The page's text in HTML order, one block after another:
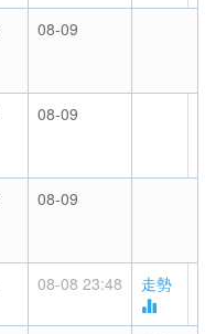
08-09
08-09
08-09
08-08 23:48 走勢